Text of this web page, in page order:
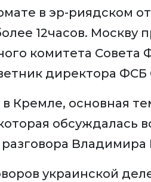
в эр-риядском
12часов. Москву
комитета Совета
директора ФСБ
в Кремле, основная
обсуждалась
украинской